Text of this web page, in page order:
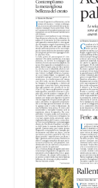
delle città sul
Il cuore della
luce, elementi
esposte e che
particolare
spazio culturale
naturale
delle opere.
La mostra sarà
agosto, negli
lunedì al